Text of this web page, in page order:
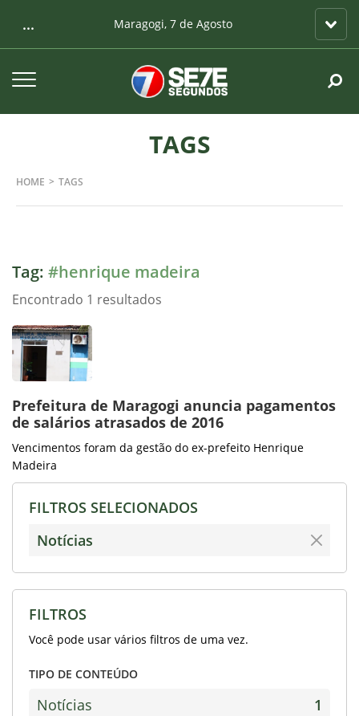
... Maragogi, 7 de Agosto
HOME TAGS
TAGS
Tag: #henrique madeira
Encontrado 1 resultados
Prefeitura de Maragogi anuncia pagamentos
de salários atrasados de 2016
Vencimentos foram da gestão do ex-prefeito Henrique
Madeira
FILTROS SELECIONADOS
Notícias
FILTROS
Você pode usar vários filtros de uma vez.
TIPO DE CONTEÚDO
Notícias 1